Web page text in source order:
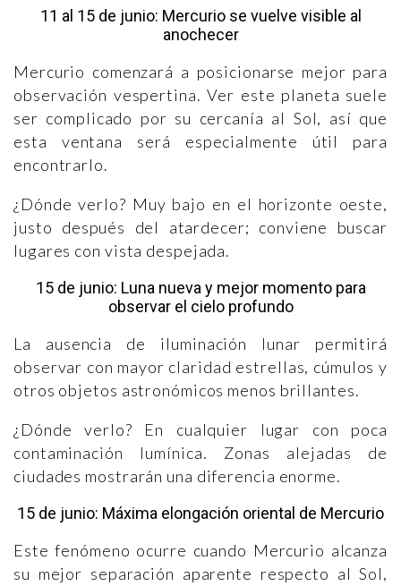
11 al 15 de junio: Mercurio se vuelve visible al
anochecer
Mercurio comenzará a posicionarse mejor para
observación vespertina. Ver este planeta suele
ser complicado por su cercanía al Sol, así que
esta ventana será especialmente útil para
encontrarlo.
¿Dónde verlo? Muy bajo en el horizonte oeste,
justo después del atardecer; conviene buscar
lugares con vista despejada.
15 de junio: Luna nueva y mejor momento para
observar el cielo profundo
La ausencia de iluminación lunar permitirá
observar con mayor claridad estrellas, cúmulos y
otros objetos astronómicos menos brillantes.
¿Dónde verlo? En cualquier lugar con poca
contaminación lumínica. Zonas alejadas de
ciudades mostrarán una diferencia enorme.
15 de junio: Máxima elongación oriental de Mercurio
Este fenómeno ocurre cuando Mercurio alcanza
su mejor separación aparente respecto al Sol,